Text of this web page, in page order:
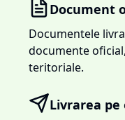
Document
Documentele
documente
teritoriale.
Livrarea